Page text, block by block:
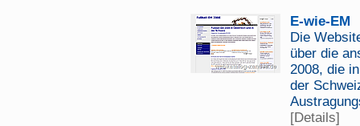
E-wie-EM
Die
über die
2008, die
der
[Details]